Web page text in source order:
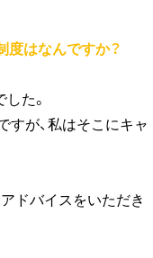
度はなんですか？
た。
すが、私はそこにキャ
ドバイスをいただき